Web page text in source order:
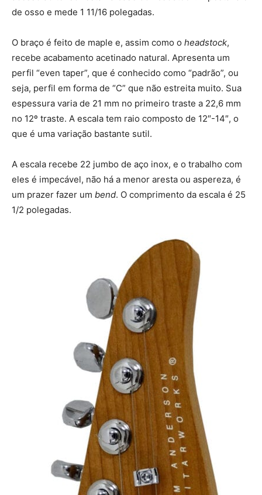
de osso e mede 1 11/16 polegadas.
O braço é feito de maple e, assim como o headstock,
recebe acabamento acetinado natural. Apresenta um
perfil “even taper”, que é conhecido como “padrão”, ou
seja, perfil em forma de “C” que não estreita muito. Sua
espessura varia de 21 mm no primeiro traste a 22,6 mm
no 12º traste. A escala tem raio composto de 12″-14″, o
que é uma variação bastante sutil.
A escala recebe 22 jumbo de aço inox, e o trabalho com
eles é impecável, não há a menor aresta ou aspereza, é
um prazer fazer um bend. O comprimento da escala é 25
1/2 polegadas.